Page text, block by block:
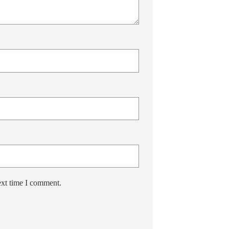
time I comment.